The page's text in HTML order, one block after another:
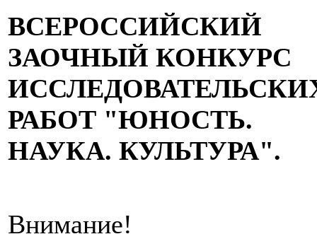
ВСЕРОССИЙСКИЙ
ЗАОЧНЫЙ КОНКУРС
РАБОТ "ЮНОСТЬ.
НАУКА. КУЛЬТУРА".
Внимание!